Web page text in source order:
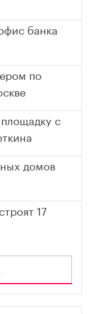
банка
по
с
домов
17